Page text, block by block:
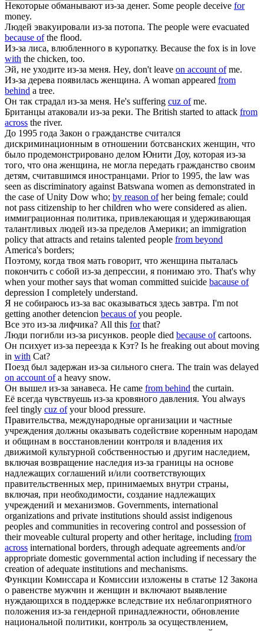
Некоторые обманывают из-за денег. Some people deceive for
money.
Людей эвакуировали из-за потопа. The people were evacuated
because ofthe flood.
Из-за лиса, влюбленного в куропатку. Because the fox is in love
with the chicken, too.
Эй, не уходите из-за меня. Hey, don't leave on account ofme.
Из-за дерева появилась женщина. A woman appeared from
behind a tree.
Он так страдал из-за меня. He's suffering cuz ofme.
Британцы атаковали из-за реки. The British started to attack from
across the river.
До 1995 года Закон о гражданстве считался
дискриминационным в отношении ботсванских женщин, что
было продемонстрировано делом Юнити Доу, которая из-за
того, что она женщина, не могла передать гражданство своим
детям, считавшимся иностранцами. Prior to 1995, the law was
seen as discriminatory against Batswana women as demonstrated in
the case of Unity Dow who; by reason ofher being female; could
not pass citizenship to her children who were considered as alien.
иммиграционная политика, привлекающая и удерживающая
талантливых людей из-за пределов Америки; an immigration
policy that attracts and retains talented people from beyond
America's borders;
Поэтому, когда твоя мать говорит, что женщина пыталась
покончить с собой из-за депрессии, я понимаю это. That's why
when your mother says that woman committed suicide bacause of
depression I completely understand.
Я не собираюсь из-за вас оказываться здесь завтра. I'm not
getting another detencion becaus ofyou people.
Все это из-за лифчика? All this forthat?
Люди погибли из-за рисунков. people died because ofcartoons.
Он психует из-за переезда к Кэт? Is he freaking out about moving
in with Cat?
Поезд был задержан из-за сильного снега. The train was delayed
on account ofa heavy snow.
Он вышел из-за занавеса. He came from behind the curtain.
Её всегда чувствуешь из-за кровяного давления. You always
feel tingly cuz ofyour blood pressure.
Правительства, международные организации и частные
учреждения должны оказывать содействие коренным народам
и общинам в восстановлении контроля и владения их
движимой культурной собственностью и другим наследием,
включая возвращение наследия из-за границы на основе
надлежащих соглашений и/или соответствующих
правительственных мер, принимаемых внутри страны,
включая, при необходимости, создание надлежащих
учреждений и механизмов. Governments, international
organizations and private institutions should assist indigenous
peoples and communities in recovering control and possession of
their moveable cultural property and other heritage, including from
across international borders, through adequate agreements and/or
appropriate domestic governmental action including if necessary the
creation of adequate institutions and mechanisms.
Функции Комиссара и Комиссии изложены в статье 12 Закона
о равенстве мужчин и женщин и включают выявление
нуждающихся в поддержке вследствие их неблагоприятного
положения из-за гендерной принадлежности, обновление
национальной политики, контроль за осуществлением,